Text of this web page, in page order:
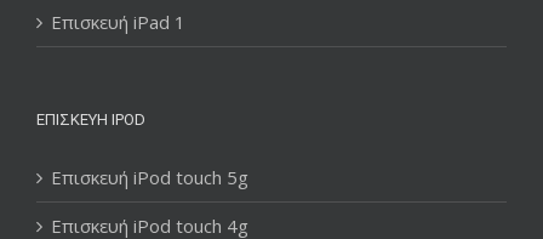
Επισκευή iPad 1
ΕΠΙΣΚΕΥΉ IPOD
Επισκευή iPod touch 5g
Επισκευή iPod touch 4g